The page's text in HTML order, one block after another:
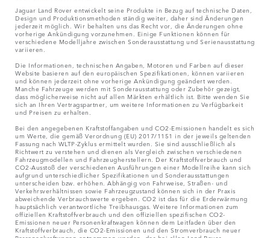
Jaguar Land Rover entwickelt seine Produkte in Bezug auf technische Daten,
Design und Produktionsmethoden ständig weiter, daher sind Änderungen
jederzeit möglich. Wir behalten uns das Recht vor, die Änderungen ohne
vorherige Ankündigung vorzunehmen. Einige Funktionen können für
verschiedene Modelljahre zwischen Sonderausstattung und Serienausstattung
variieren.
Die Informationen, technischen Angaben, Motoren und Farben auf dieser
Website basieren auf den europäischen Spezifikationen, können variieren
und können jederzeit ohne vorherige Ankündigung geändert werden.
Manche Fahrzeuge werden mit Sonderausstattung oder Zubehör gezeigt,
dass möglicherweise nicht auf allen Märkten erhältlich ist. Bitte wenden Sie
sich an Ihren Vertragspartner, um weitere Informationen zu Verfügbarkeit
und Preisen zu erhalten.
Bei den angegebenen Kraftstoffangaben und CO2-Emissionen handelt es sich
um Werte, die gemäß Verordnung (EU) 2017/1151 in der jeweils geltenden
Fassung nach WLTP-Zyklus ermittelt wurden. Sie sind ausschließlich als
Richtwert zu verstehen und dienen als Vergleich zwischen verschiedenen
Fahrzeugmodellen und Fahrzeugherstellern. Der Kraftstoffverbrauch und
CO2-Ausstoß der verschiedenen Ausführungen einer Modellreihe kann sich
aufgrund unterschiedlicher Spezifikationen und Sonderausstattungen
unterscheiden bzw. erhöhen. Abhängig von Fahrweise, Straßen- und
Verkehrsverhältnissen sowie Fahrzeugzustand können sich in der Praxis
abweichende Verbrauchswerte ergeben. CO2 ist das für die Erderwärmung
hauptsächlich verantwortliche Treibhausgas. Weitere Informationen zum
offiziellen Kraftstoffverbrauch und den offiziellen spezifischen CO2-
Emissionen neuer Personenkraftwagen können dem Leitfaden über den
Kraftstoffverbrauch, die CO2-Emissionen und den Stromverbrauch neuer